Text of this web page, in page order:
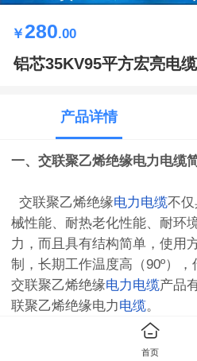
￥280.00
铝芯35KV95平方宏亮电
产品详情
一、交联聚乙烯绝缘电力电缆
交联聚乙烯绝缘电力电缆不
械性能、耐热老化性能、耐环
力，而且具有结构简单，使用
制，长期工作温度高（90º），
交联聚乙烯绝缘电力电缆产品
联聚乙烯绝缘电力电缆。
本产品按等效于国标GB12706
IEC60332、IEC60754的企业
首页